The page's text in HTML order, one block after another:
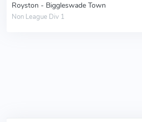
Royston - Biggleswade Town
Non League Div 1